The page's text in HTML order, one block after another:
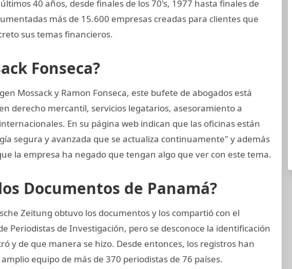
40 años, desde finales de los 70's, 1977 hasta finales de
más de 15.600 empresas creadas para clientes que
sus temas financieros.
Fonseca?
Mossack y Ramon Fonseca, este bufete de abogados está
derecho mercantil, servicios legatarios, asesoramiento a
En su página web indican que las oficinas están
segura y avanzada que se actualiza continuamente" y además
la empresa ha negado que tengan algo que ver con este tema.
Documentos de Panamá?
Zeitung obtuvo los documentos y los compartió con el
Periodistas de Investigación, pero se desconoce la identificación
y de que manera se hizo. Desde entonces, los registros han
equipo de más de 370 periodistas de 76 países.